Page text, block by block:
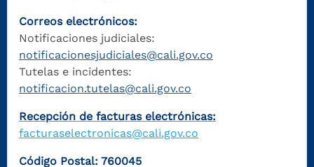
Correos electrónicos:
Notificaciones judiciales:
notificacionesjudiciales@cali.gov.co
Tutelas e incidentes:
notificacion.tutelas@cali.gov.co
Recepción de facturas electrónicas:
facturaselectronicas@cali.gov.co
Código Postal: 760045